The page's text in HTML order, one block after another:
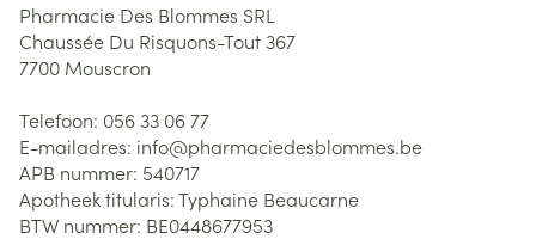
Pharmacie Des Blommes SRL
Chaussée Du Risquons-Tout 367
7700 Mouscron
Telefoon: 056 33 06 77
E-mailadres: info@pharmaciedesblommes.be
APB nummer: 540717
Apotheek titularis:Typhaine Beaucarne
BTW nummer: BE0448677953